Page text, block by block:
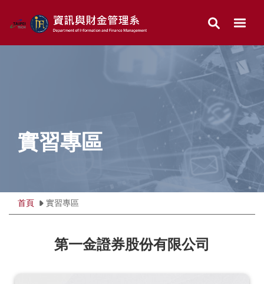
到
要
實習專區
首頁 實習專區
第一金證券股份有限公司